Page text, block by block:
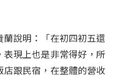
蘭說明：「在初四初五還
現上也是非常得好，所
跟民宿，在整體的營收